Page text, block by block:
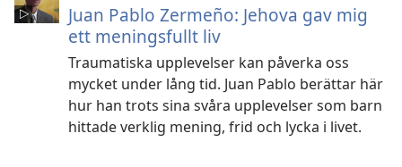
Juan Pablo Zermeño: Jehova gav mig
ett meningsfullt liv
Traumatiska upplevelser kan påverka oss
mycket under lång tid. Juan Pablo berättar här
hur han trots sina svåra upplevelser som barn
hittade verklig mening, frid och lycka i livet.